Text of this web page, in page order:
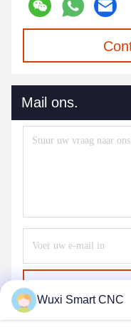
Mail ons.
Wuxi Smart CNC